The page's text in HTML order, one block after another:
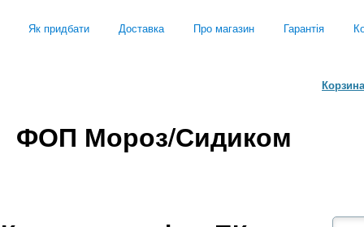
Як придбати Доставка Про магазин Гарантія
Корзина
ФОП Мороз/Сидиком